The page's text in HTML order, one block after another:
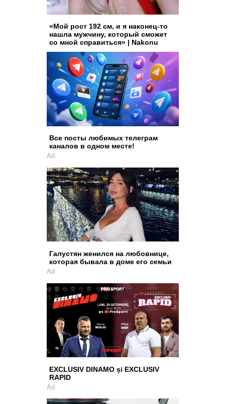
«Мой рост 192 см, и я наконец-то
нашла мужчину, который сможет
со мной справиться» | Nakonu
Все посты любимых телеграм
каналов в одном месте!
Ad
Галустян женился на любовнице,
которая бывала в доме его семьи
Ad
EXCLUSIV DINAMO și EXCLUSIV
RAPID
Ad